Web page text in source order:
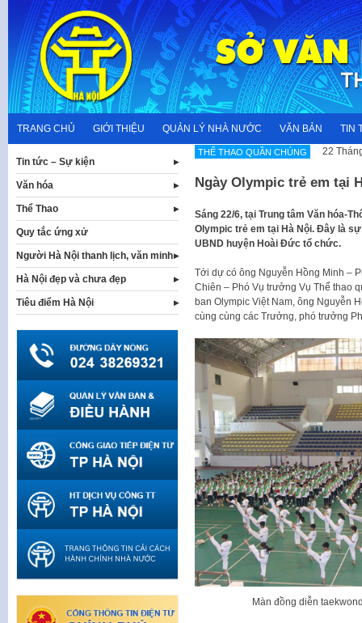
content
TRANG CHỦ GIỚI THIỆU QUẢN LÝ NHÀ NƯỚC VĂN BẢN TIN
THỂ THAO QUẦN CHÚNG 22
Ngày Olympic trẻ em tại
Sáng 22/6, tại Trung tâm Văn hóa-
Olympic trẻ em tại Hà Nội. Đây là
UBND huyện Hoài Đức tổ chức.
Tới dự có ông Nguyễn Hồng Minh –
Chiên – Phó Vụ trưởng Vụ Thể thao
ban Olympic Việt Nam, ông Nguyễn
cùng cùng các Trưởng, phó trưởng
Màn đồng diễn
Tin tức – Sự kiện
Văn hóa
Thể Thao
Quy tắc ứng xử
Người Hà Nội thanh lịch, văn minh
Hà Nội đẹp và chưa đẹp
Tiêu điểm Hà Nội